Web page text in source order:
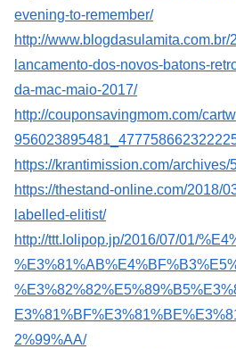
evening-to-remember/
http://
lancamento-dos-novos-batons-
da-mac-maio-2017/
http://couponsavingmom.com/
https://krantimission.com/archives/
https://thestand-online.com/2018/
labelled-elitist/
http://ttt.lolipop.jp/2016/07/01/
2%99%AA/